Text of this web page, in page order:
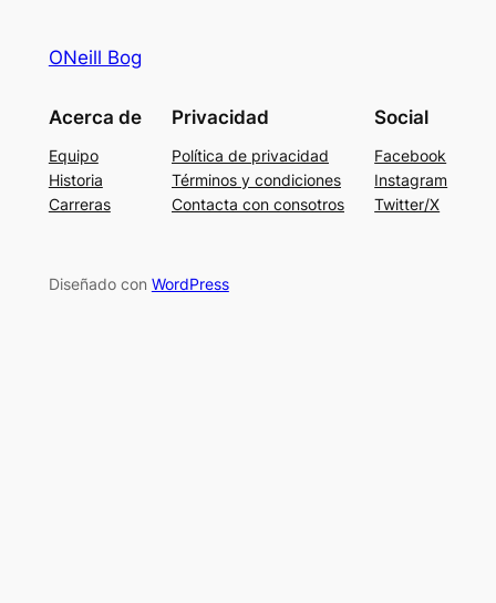
ONeill Bog
Acerca de
Equipo
Historia
Carreras
Privacidad
Política de privacidad
Términos y condiciones
Contacta con consotros
Social
Facebook
Instagram
Twitter/X
Diseñado con WordPress